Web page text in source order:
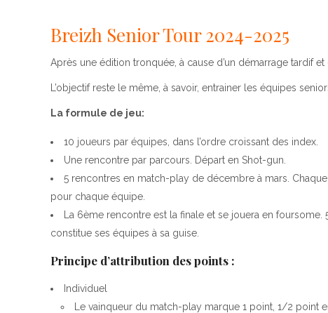
Breizh Senior Tour 2024-2025
Après une édition tronquée, à cause d’un démarrage tardif
L’objectif reste le même, à savoir, entrainer les équipes
La formule de jeu:
10 joueurs par équipes, dans l’ordre croissant des index.
Une rencontre par parcours. Départ en Shot-gun.
5 rencontres en match-play de décembre à mars.
pour chaque équipe.
La 6ème rencontre est la finale et se jouera en
constitue ses équipes à sa guise.
Principe d’attribution des points :
Individuel
Le vainqueur du match-play marque 1 point, 1/2 point